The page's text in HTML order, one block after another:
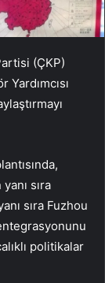
(ÇKP)
sıra
sıra Fuzhou
politikalar